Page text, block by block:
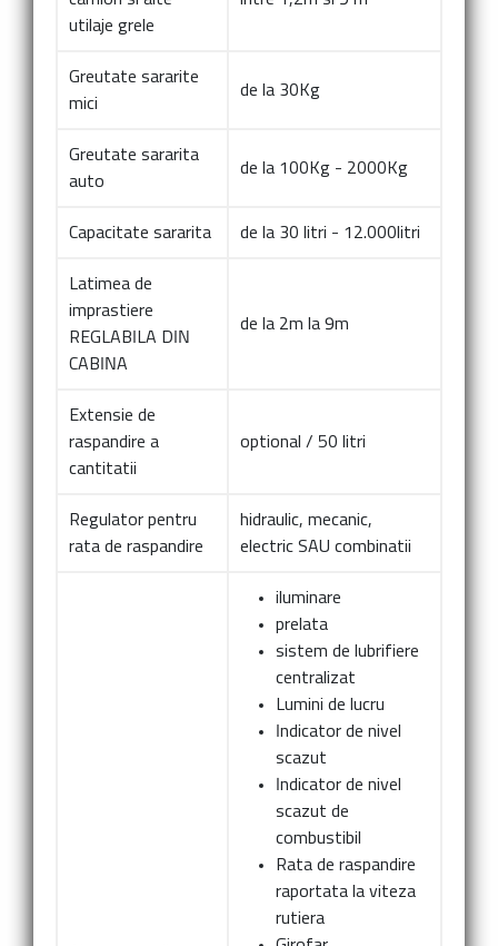
utilaje grele
Greutate sararite
mici
de la 30Kg
Greutate sararita
auto
de la 100Kg - 2000Kg
Capacitate sararita de la 30 litri - 12.000litri
Latimea de
imprastiere
REGLABILA DIN
CABINA
de la 2m la 9m
Extensie de
raspandire a
cantitatii
optional / 50 litri
Regulator pentru
rata de raspandire
hidraulic, mecanic,
electric SAU combinatii
iluminare
prelata
sistem de lubrifiere
centralizat
Lumini de lucru
Indicator de nivel
scazut
Indicator de nivel
scazut de
combustibil
Rata de raspandire
raportata la viteza
rutiera